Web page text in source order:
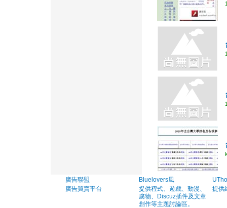
廣告聯盟
廣告買賣平台
Bluelovers風
提供程式、遊戲、動漫、
腐物、Discuz插件及文章
創作等主題討論區。
提供